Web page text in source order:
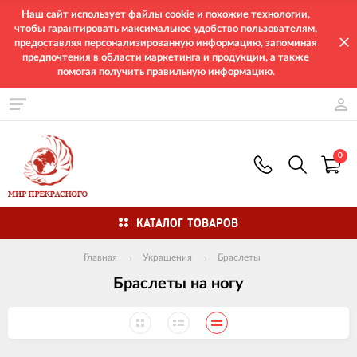
Наш сайт использует файлы cookie и похожие технологии,
чтобы гарантировать максимальное удобство пользователям,
предоставляя персонализированную информацию, запоминая
предпочтения в области маркетинга и продукции, а также
помогая получить правильную информацию.
0
КАТАЛОГ ТОВАРОВ
Главная Украшения Браслеты
Браслеты на ногу